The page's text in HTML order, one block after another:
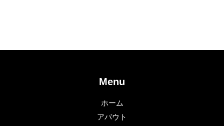
Menu
ホーム
アバウト